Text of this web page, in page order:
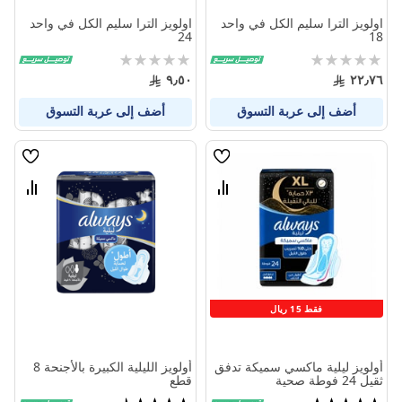
اولويز الترا سليم الكل في واحد
18
Rating:
0%
٢٢٫٧٦
أضف إلى عربة التسوق
اولويز الترا سليم الكل في واحد
24
Rating:
0%
٩٫٥٠
أضف إلى عربة التسوق
فقط 15 ريال
قائمة
قارن
أولويز ليلية ماكسي سميكة تدفق
ثقيل 24 فوطة صحية
قائمة
قارن
أولويز الليلية الكبيرة بالأجنحة 8
قطع